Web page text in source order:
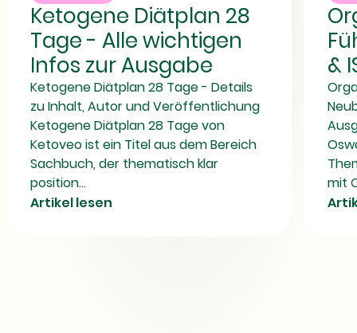
wichtigen
Ausgabe
Ketogene Diätplan 28
Tage - Alle wichtigen
Infos zur Ausgabe
Ketogene Diätplan 28 Tage - Details
zu Inhalt, Autor und Veröffentlichung
Ketogene Diätplan 28 Tage von
Ketoveo ist ein Titel aus dem Bereich
Sachbuch, der thematisch klar
position...
Artikel lesen
Buchdetails
&
mit